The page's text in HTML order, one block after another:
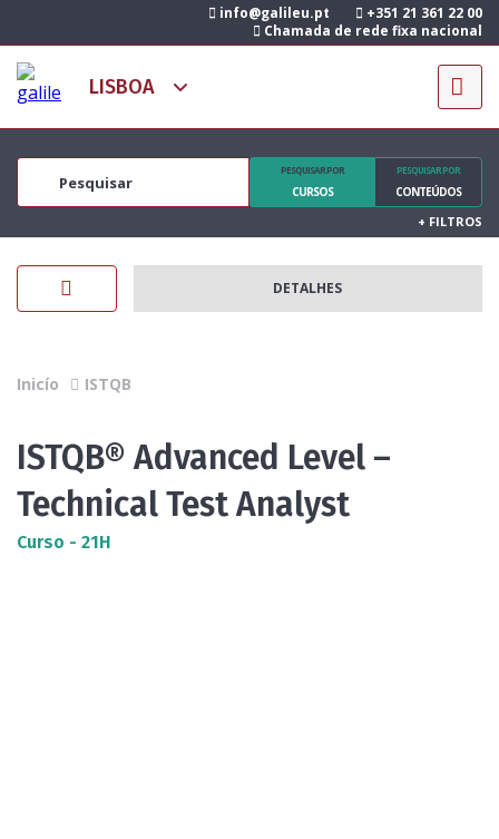
info@galileu.pt
+351 21 361 22 00
Chamada de rede fixa nacional
PESQUISAR POR
CURSOS
PESQUISAR POR
CONTEÚDOS
+ FILTROS
DETALHES
Inicío ISTQB
ISTQB® Advanced Level –
Technical Test Analyst
Curso - 21H